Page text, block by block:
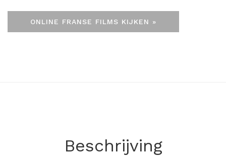
ONLINE FRANSE FILMS KIJKEN »
Beschrijving